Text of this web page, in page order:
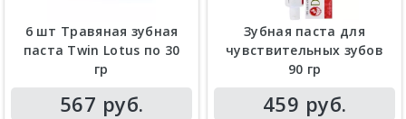
6 шт Травяная зубная
паста Twin Lotus по 30
гр
567 руб.
Зубная паста для
чувствительных зубов
90 гр
459 руб.